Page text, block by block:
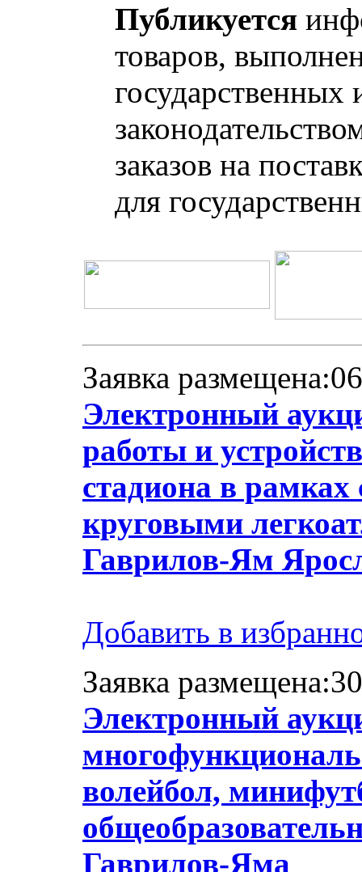
Публикуется
товаров,
заказов на
для
Заявка
Электронный
работы и
стадиона в рамках
круговыми
Гаврилов-Ям
Добавить в
Заявка
Электронный
волейбол,
Гаврилов-Яма